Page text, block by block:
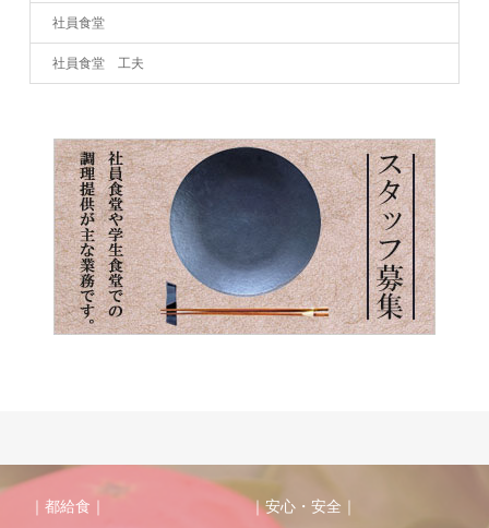
社員食堂
社員食堂 工夫
｜都給食｜ ｜安心・安全｜